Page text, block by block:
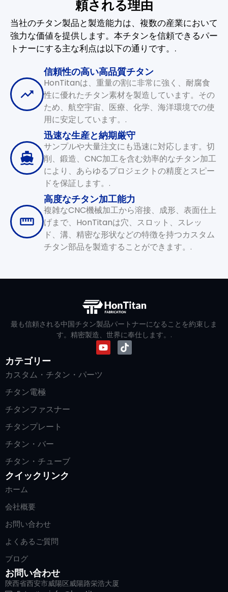
頼される理由
当社のチタン製品と製造能力は、複数の産業において
強力な価値を提供します。本チタンを信頼できるパー
トナーにする主な利点は以下の通りです。.
信頼性の高い高品質チタン
HonTitanは、重量の割に非常に強く、耐腐食
性に優れたチタン素材を製造しています。その
ため、航空宇宙、医療、化学、海洋環境での使
用に安定しています。.
迅速な生産と納期厳守
サンプルや大量注文にも迅速に対応します。切
削、鍛造、CNC加工を含む効率的なチタン加工
により、あらゆるプロジェクトの精度とスピー
ドを保証します。.
高度なチタン加工能力
複雑なCNC機械加工から溶接、成形、表面仕上
げまで、HonTitanは穴、スロット、スレッ
ド、溝、精密な形状などの特徴を持つカスタム
チタン部品を製造することができます。.
最も信頼される中国チタン製品パートナーになることを約束しま
す。精密製造、世界に奉仕します。.
カテゴリー
カスタム・チタン・パーツ
チタン電極
チタンファスナー
チタンプレート
チタン・バー
チタン・チューブ
クイックリンク
ホーム
会社概要
お問い合わせ
よくあるご質問
ブログ
お問い合わせ
陝西省西安市威陽区威陽路栄浩大厦
Arabic